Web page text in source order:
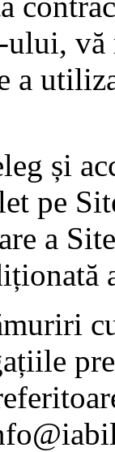
a
și
pe
a